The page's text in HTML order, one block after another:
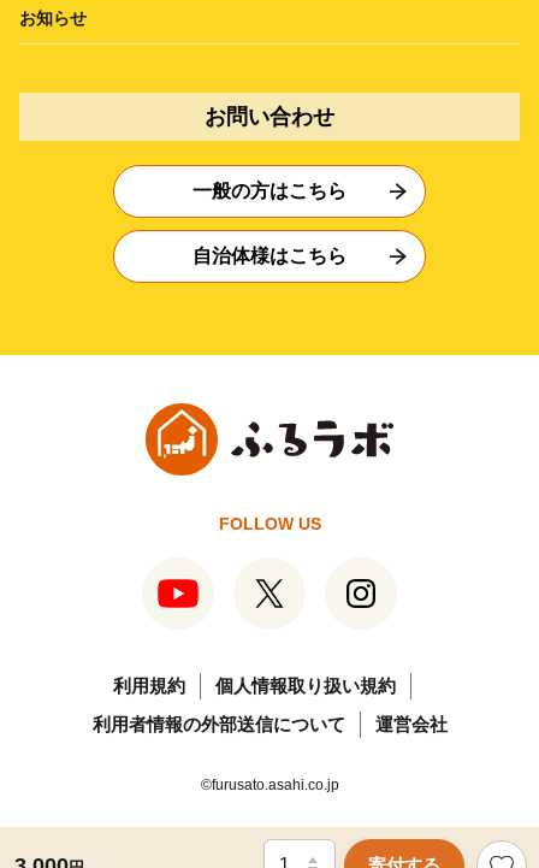
お知らせ
お問い合わせ
一般の方はこちら
自治体様はこちら
FOLLOW US
利用規約
個人情報取り扱い規約
利用者情報の外部送信について
運営会社
©furusato.asahi.co.jp